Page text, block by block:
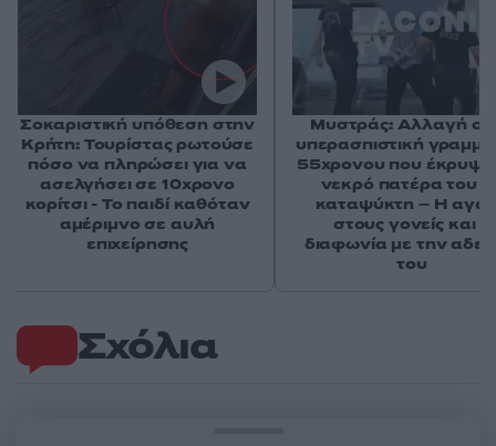
Σχόλια
Σοκαριστική υπόθεση στην
Κρήτη: Τουρίστας ρωτούσε
πόσο να πληρώσει για να
ασελγήσει σε 10χρονο
κορίτσι - Το παιδί καθόταν
αμέριμνο σε αυλή
επιχείρησης
Μυστράς: Αλλαγή
υπερασπιστική
55χρονου που έκρυψε
νεκρό πατέρα του
καταψύκτη – Η
στους γονείς και η
διαφωνία με την
του